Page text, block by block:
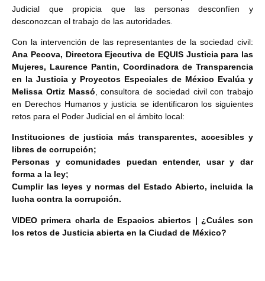
Judicial que propicia que las personas desconfíen y
desconozcan el trabajo de las autoridades.
Con la intervención de las representantes de la sociedad civil:
Ana Pecova, Directora Ejecutiva de EQUIS Justicia para las
Mujeres, Laurence Pantin, Coordinadora de Transparencia
en la Justicia y Proyectos Especiales de México Evalúa y
Melissa Ortiz Massó , consultora de sociedad civil con trabajo
en Derechos Humanos y justicia se identificaron los siguientes
retos para el Poder Judicial en el ámbito local:
Instituciones de justicia más transparentes, accesibles y
libres de corrupción;
Personas y comunidades puedan entender, usar y dar
forma a la ley;
Cumplir las leyes y normas del Estado Abierto, incluida la
lucha contra la corrupción.
VIDEO primera charla de Espacios abiertos | ¿Cuáles son
los retos de Justicia abierta en la Ciudad de México?